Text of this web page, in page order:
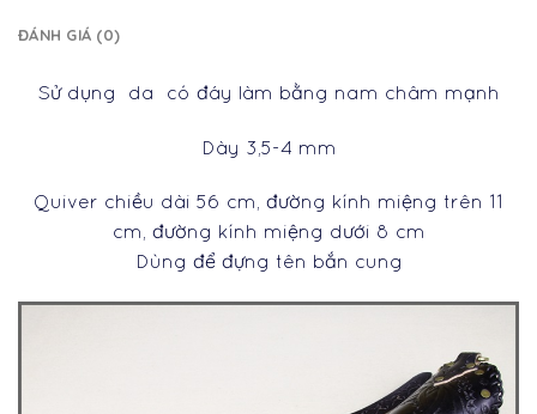
ĐÁNH GIÁ (0)
Sử dụng da có đáy làm bằng nam châm mạnh
Dày 3,5-4 mm
Quiver chiều dài 56 cm, đường kính miệng trên 11
cm, đường kính miệng dưới 8 cm
Dùng để đựng tên bắn cung